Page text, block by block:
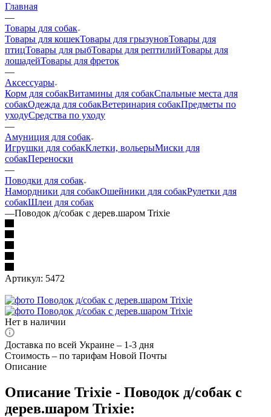
Главная
—
Товары для собак
Товары для кошекТовары для грызуновТовары для
птицТовары для рыбТовары для рептилийТовары для
лошадейТовары для фреток
—
Аксессуары
Корм для собакВитамины для собакСпальные места для
собакОдежда для собакВетеринария собакПредметы по
уходуСредства по уходу
—
Амуниция для собак
Игрушки для собакКлетки, вольерыМиски для
собакПереноски
—
Поводки для собак
Намордники для собакОшейники для собакРулетки для
собакШлеи для собак
—Поводок д/собак с дерев.шаром Trixie
Артикул: 5472
Нет в наличии
Доставка по всей Украине – 1-3 дня
Стоимость – по тарифам Новой Почты
Описание
Описание Trixie - Поводок д/собак с
дерев.шаром Trixie: